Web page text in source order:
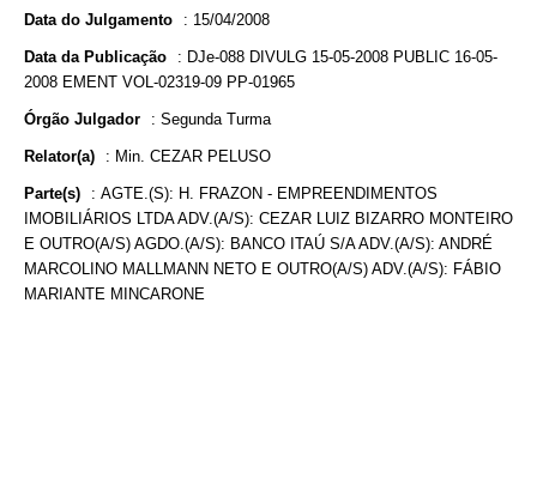
Data do Julgamento : 15/04/2008
Data da Publicação : DJe-088 DIVULG 15-05-2008 PUBLIC 16-05-
2008 EMENT VOL-02319-09 PP-01965
Órgão Julgador : Segunda Turma
Relator(a) : Min. CEZAR PELUSO
Parte(s) : AGTE.(S): H. FRAZON - EMPREENDIMENTOS
IMOBILIÁRIOS LTDA ADV.(A/S): CEZAR LUIZ BIZARRO MONTEIRO
E OUTRO(A/S) AGDO.(A/S): BANCO ITAÚ S/A ADV.(A/S): ANDRÉ
MARCOLINO MALLMANN NETO E OUTRO(A/S) ADV.(A/S): FÁBIO
MARIANTE MINCARONE